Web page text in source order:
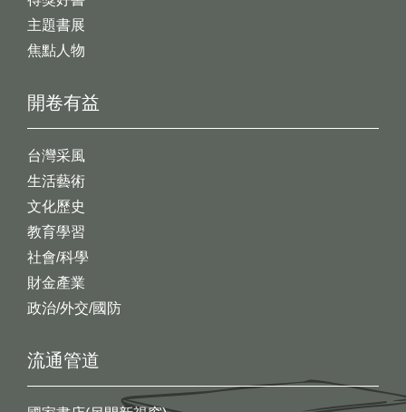
開卷有益
台灣采風
生活藝術
文化歷史
教育學習
社會/科學
財金產業
政治/外交/國防
主題書展
焦點人物
流通管道